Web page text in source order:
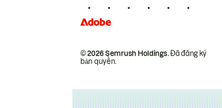
© 2026 Semrush Holdings.Đã đăng ký
bản quyền.